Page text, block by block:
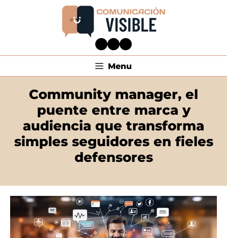
Menu
Community manager, el
puente entre marca y
audiencia que transforma
simples seguidores en fieles
defensores